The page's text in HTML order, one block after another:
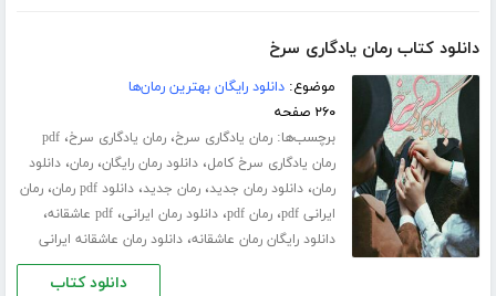
دانلود کتاب رمان یادگاری سرخ
موضوع:دانلود رایگان بهترین رمان‌ها
۲۶۰ صفحه
برچسب‌ها:رمان یادگاری سرخ،رمان یادگاری سرخ،pdf
رمان یادگاری سرخ کامل،دانلود رمان رایگان،رمان،دانلود
رمان،دانلود رمان جدید،رمان جدید،دانلود pdf رمان ،رمان
ایرانی pdf
،رمان pdf ،دانلود رمان ایرانی،pdf عاشقانه ،
دانلود رایگان رمان عاشقانه،دانلود رمان عاشقانه ایرانی
دانلود کتاب